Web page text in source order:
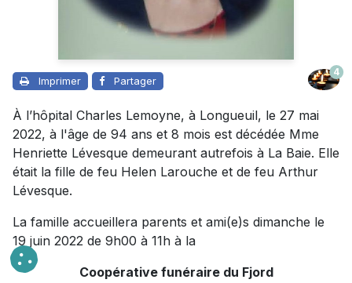
Imprimer Partager
4
À l’hôpital Charles Lemoyne, à Longueuil, le 27 mai
2022, à l'âge de 94 ans et 8 mois est décédée Mme
Henriette Lévesque demeurant autrefois à La Baie. Elle
était la fille de feu Helen Larouche et de feu Arthur
Lévesque.
La famille accueillera parents et ami(e)s dimanche le
19 juin 2022 de 9h00 à 11h à la
Coopérative funéraire du Fjord